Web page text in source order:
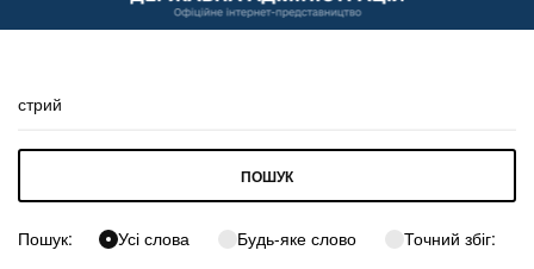
ПОШУК
Пошук: Усі слова Будь-яке слово
Точний збіг: